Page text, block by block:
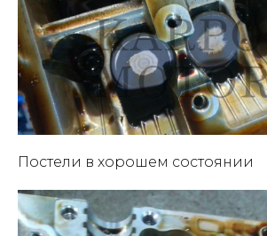
Постели в хорошем состоянии